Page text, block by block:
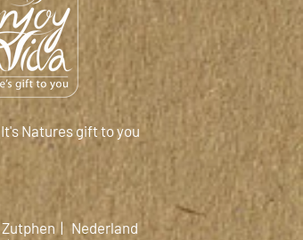
It's Natures gift to you
Zutphen | Nederland